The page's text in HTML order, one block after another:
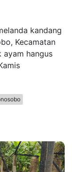
kandang
Kecamatan
ayam hangus